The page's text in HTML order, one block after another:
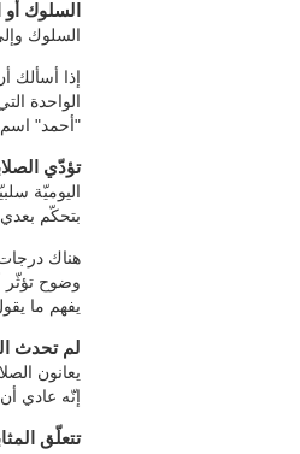
السلوك
السلوك
إذا أسألك
الواحدة
"أحمد"
تؤدّي
اليوميّة
بتحكّم
هناك درجات
وضوح تؤثّر
يفهم ما
لم تحدث
يعانون
إنّه عادي
تتعلّق